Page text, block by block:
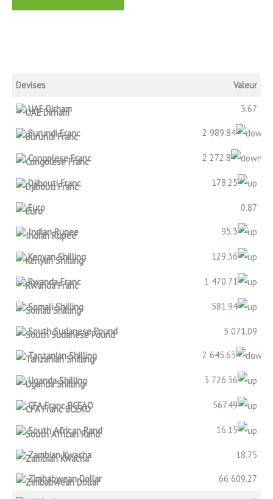
Devises Valeur
UAE Dirham 3.67
Burundi Franc 2 989.84
Congolese Franc 2 272.8
Djibouti Franc 178.25
Euro 0.87
Indian Rupee 95.3
Kenyan Shilling 129.36
Rwanda Franc 1 470.71
Somali Shilling 581.94
South Sudanese Pound 5 071.09
Tanzanian Shilling 2 645.63
Uganda Shilling 3 726.36
CFA Franc BCEAO 567.49
South African Rand 16.15
Zambian Kwacha 18.75
Zimbabwean Dollar 66 609.27